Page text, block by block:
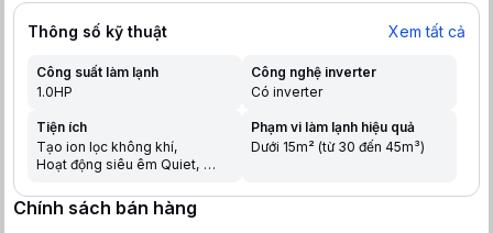
Thông số kỹ thuật Xem tất cả
Công suất làm lạnh
1.0HP
Công nghệ inverter
Có inverter
Tiện ích
Tạo ion lọc không khí
Hoạt động siêu êm Quiet
Tự khởi động lại khi có điện
Hẹn giờ bật tắt máy
Phạm vi làm lạnh hiệu quả
Dưới 15m² (từ 30 đến 45m³)
Chính sách bán hàng